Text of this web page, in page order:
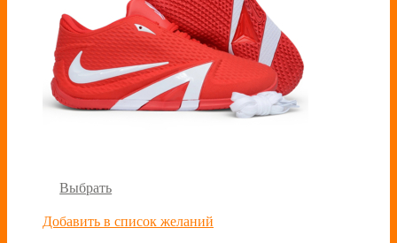
Выбрать
Добавить в список желаний